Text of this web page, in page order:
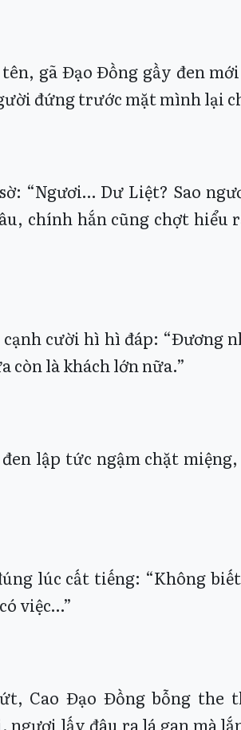
gã Đạo Đồng gầy đen
đứng trước mặt mình lại
“Ngươi… Dư Liệt? Sao
chính hắn cũng chợt
cười hì hì đáp: “Đương
còn là khách lớn nữa.”
lập tức ngậm chặt
lúc cất tiếng: “Không
việc…”
Cao Đạo Đồng bỗng the
ngươi lấy đâu ra lá gan mà